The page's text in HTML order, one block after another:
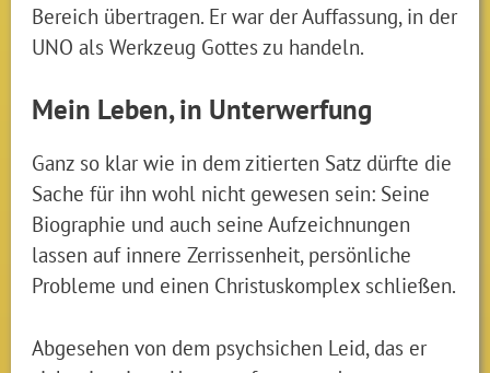
Bereich übertragen. Er war der Auffassung, in der
UNO als Werkzeug Gottes zu handeln.
Mein Leben, in Unterwerfung
Ganz so klar wie in dem zitierten Satz dürfte die
Sache für ihn wohl nicht gewesen sein: Seine
Biographie und auch seine Aufzeichnungen
lassen auf innere Zerrissenheit, persönliche
Probleme und einen Christuskomplex schließen.
Abgesehen von dem psychsichen Leid, das er